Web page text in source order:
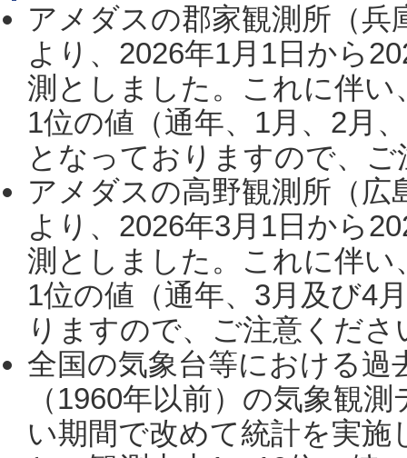
アメダスの郡家観測所（
より、2026年1月1日から
測としました。これに伴い
1位の値（通年、1月、2月
となっておりますので、
アメダスの高野観測所（
より、2026年3月1日から
測としました。これに伴い
1位の値（通年、3月及び4
りますので、ご注意くだ
全国の気象台等における過
（1960年以前）の気象観
い期間で改めて統計を実